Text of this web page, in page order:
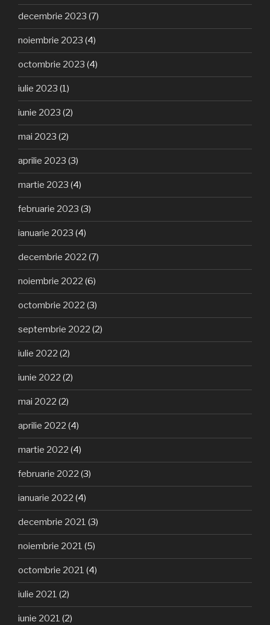
decembrie 2023 (7)
noiembrie 2023 (4)
octombrie 2023 (4)
iulie 2023 (1)
iunie 2023 (2)
mai 2023 (2)
aprilie 2023 (3)
martie 2023 (4)
februarie 2023 (3)
ianuarie 2023 (4)
decembrie 2022 (7)
noiembrie 2022 (6)
octombrie 2022 (3)
septembrie 2022 (2)
iulie 2022 (2)
iunie 2022 (2)
mai 2022 (2)
aprilie 2022 (4)
martie 2022 (4)
februarie 2022 (3)
ianuarie 2022 (4)
decembrie 2021 (3)
noiembrie 2021 (5)
octombrie 2021 (4)
iulie 2021 (2)
iunie 2021 (2)